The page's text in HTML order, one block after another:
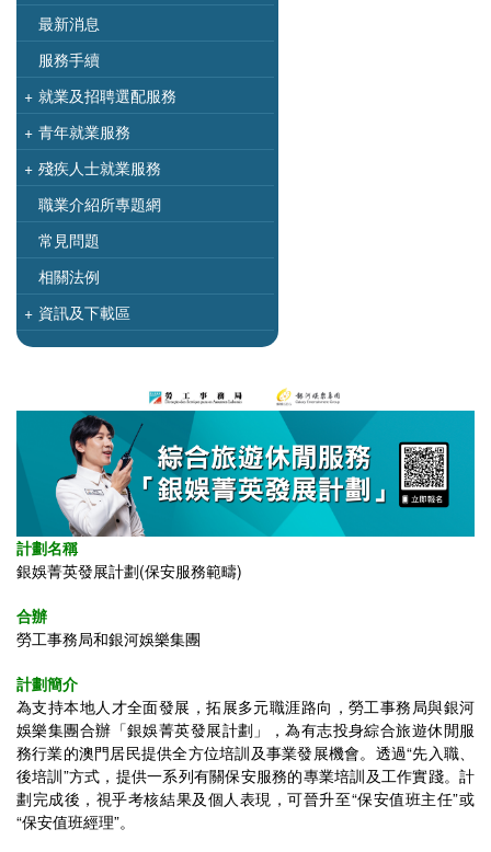
最新消息
服務手續
+ 就業及招聘選配服務
+ 青年就業服務
+ 殘疾人士就業服務
職業介紹所專題網
常見問題
相關法例
+ 資訊及下載區
計劃名稱
銀娛菁英發展計劃(保安服務範疇)
合辦
勞工事務局和銀河娛樂集團
計劃簡介
為支持本地人才全面發展，拓展多元職涯路向，勞工事務局與銀河
娛樂集團合辦「銀娛菁英發展計劃」，為有志投身綜合旅遊休閒服
務行業的澳門居民提供全方位培訓及事業發展機會。透過“先入職、
後培訓”方式，提供一系列有關保安服務的專業培訓及工作實踐。計
劃完成後，視乎考核結果及個人表現，可晉升至“保安值班主任”或
“保安值班經理”。